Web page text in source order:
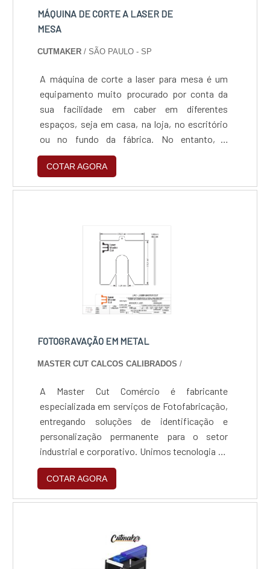
MÁQUINA DE CORTE A LASER DE
MESA
CUTMAKER / SÃO PAULO - SP
A máquina de corte a laser para mesa é um
equipamento muito procurado por conta da
sua facilidade em caber em diferentes
espaços, seja em casa, na loja, no escritório
ou no fundo da fábrica. No entanto, o
consumidor precisa saber sobre alguns fatos
da máquina de corte a laser de mesa.Quando
pesquisar no Google ou em outro buscador de
COTAR AGORA
FOTOGRAVAÇÃO EM METAL
MASTER CUT CALCOS CALIBRADOS /
A Master Cut Comércio é fabricante
especializada em serviços de Fotofabricação,
entregando soluções de identificação e
personalização permanente para o setor
industrial e corporativo. Unimos tecnologia de
ponta e rigor técnico para garantir que cada
gravação seja uma assinatura de qualidade e
durabilidade, assegurando a rastreabilidade
COTAR AGORA